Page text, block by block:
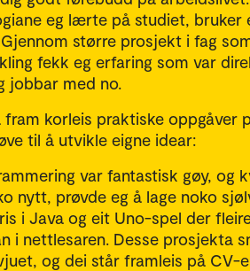
eg lærte på studiet, bruker
større prosjekt i fag
fekk eg erfaring som var
jobbar med no.
korleis praktiske oppgåver
til å utvikle eigne idear:
var fantastisk gøy, og
nytt, prøvde eg å lage noko
i Java og eit Uno-spel der
i nettlesaren. Desse prosjekta
og dei står framleis på CV-